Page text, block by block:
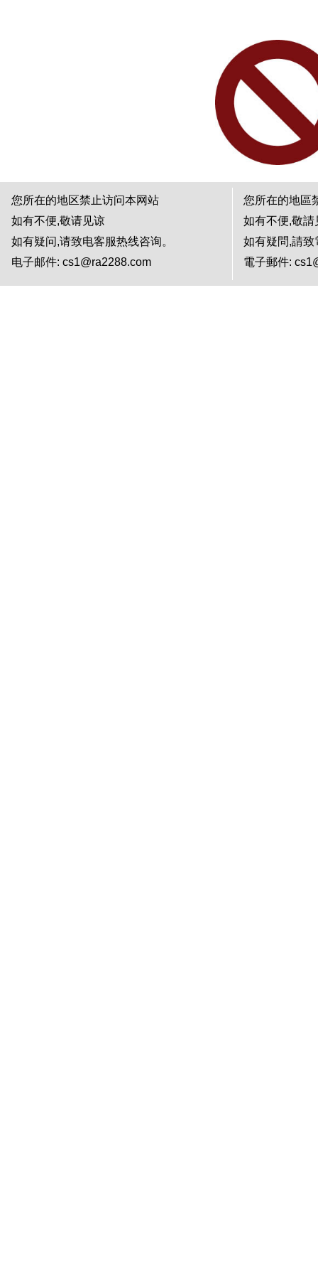
您所在的地区禁止访问本网站
如有不便,敬请见谅
如有疑问,请致电客服热线咨询。
电子邮件: cs1@ra2288.com
您所在的地區
如有不便,敬請
如有疑問,請
電子郵件: